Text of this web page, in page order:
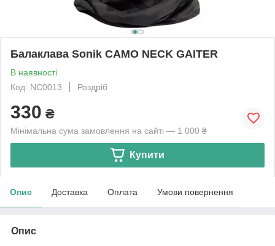
Балаклава Sonik CAMO NECK GAITER
В наявності
Код: NC0013
Роздріб
330 ₴
Мінімальна сума замовлення на сайті — 1 000 ₴
Купити
Опис Доставка Оплата Умови повернення
Опис